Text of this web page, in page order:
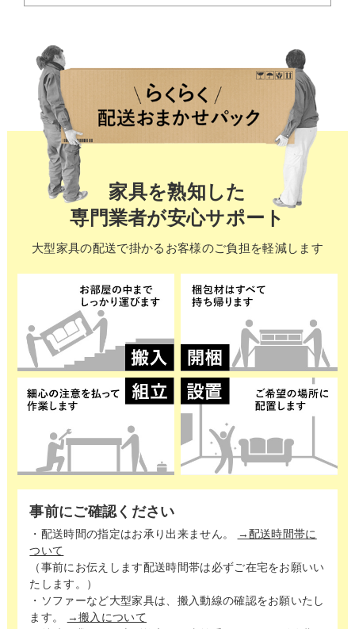
家具を熟知した
専門業者が安心サポート
大型家具の配送で掛かる お客様のご負担を軽減します
事前にご確認ください
・配送時間の指定はお承り出来ません。
→配送時間帯に
ついて
（事前にお伝えします配送時間帯は必ずご在宅をお願いい
たします。）
・ソファーなど大型家具は、搬入動線の確認をお願いたし
ます。
→搬入について